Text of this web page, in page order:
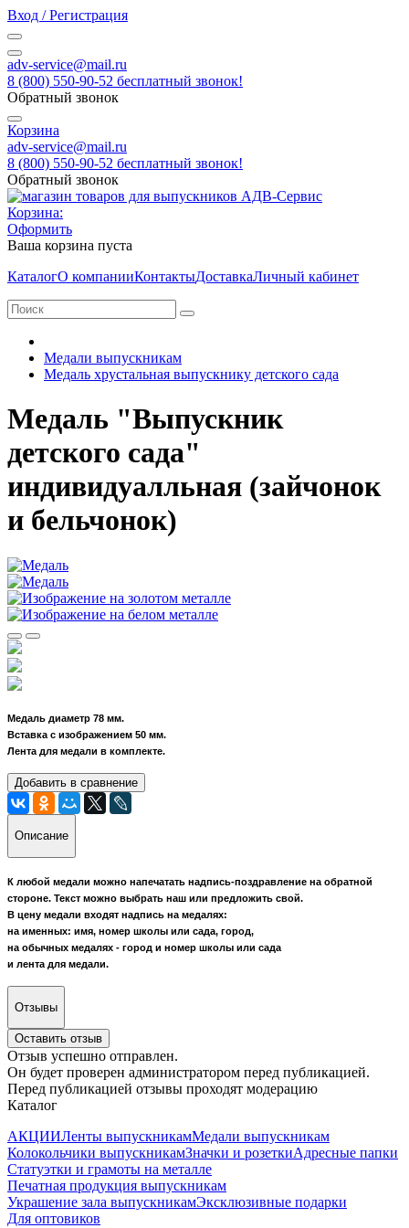
Вход / Регистрация
adv-service@mail.ru
8 (800) 550-90-52 бесплатный звонок!
Обратный звонок
Корзина
adv-service@mail.ru
8 (800) 550-90-52 бесплатный звонок!
Обратный звонок
Корзина:
Оформить
Ваша корзина пуста
КаталогО компанииКонтактыДоставкаЛичный кабинет
Медали выпускникам
Медаль хрустальная выпускнику детского сада
Медаль "Выпускник
детского сада"
индивидуалльная (зайчонок
и бельчонок)
Медаль диаметр 78 мм.
Вставка с изображением 50 мм.
Лента для медали в комплекте.
Добавить в сравнение
Описание
К любой медали можно напечатать надпись-поздравление на обратной
стороне. Текст можно выбрать наш или предложить свой.
В цену медали входят надпись на медалях:
на именных: имя, номер школы или сада, город,
на обычных медалях - город и номер школы или сада
и лента для медали.
Отзывы
Оставить отзыв
Отзыв успешно отправлен.
Он будет проверен администратором перед публикацией.
Перед публикацией отзывы проходят модерацию
Каталог
АКЦИИЛенты выпускникамМедали выпускникам
Колокольчики выпускникамЗначки и розеткиАдресные папки
Статуэтки и грамоты на металле
Печатная продукция выпускникам
Украшение зала выпускникамЭксклюзивные подарки
Для оптовиков